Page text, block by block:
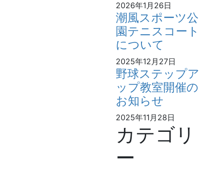
2026年1月26日
潮風スポーツ公
園テニスコート
について
2025年12月27日
野球ステップア
ップ教室開催の
お知らせ
2025年11月28日
カテゴリ
ー